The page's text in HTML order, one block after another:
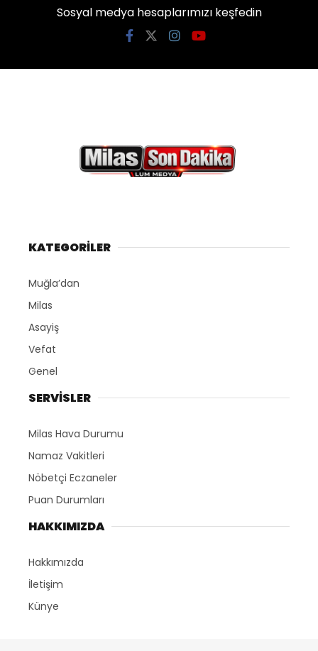
Sosyal medya hesaplarımızı keşfedin
KATEGORİLER
Muğla’dan
Milas
Asayiş
Vefat
Genel
SERVİSLER
Milas Hava Durumu
Namaz Vakitleri
Nöbetçi Eczaneler
Puan Durumları
HAKKIMIZDA
Hakkımızda
İletişim
Künye